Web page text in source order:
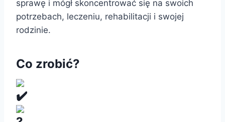
sprawę i mógł skoncentrować się na swoich
potrzebach, leczeniu, rehabilitacji i swojej
rodzinie.
Co zrobić?